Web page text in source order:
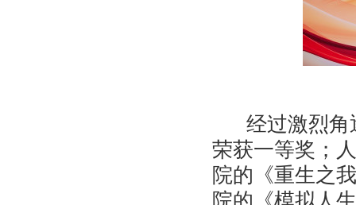
经过激烈
荣获一等奖；
院的《重生之
院的《模拟人